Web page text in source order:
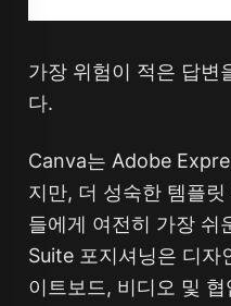
가장 위험이 적은 답변
다.
Canva는 Adobe
지만, 더 성숙한 템플
들에게 여전히 가장 쉬
Suite 포지셔닝은 디자
이트보드, 비디오 및